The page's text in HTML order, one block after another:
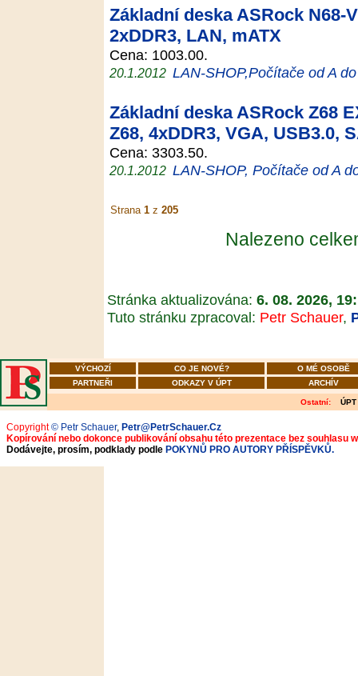
Základní deska ASRock N68-
2xDDR3, LAN, mATX
Cena: 1003.00.
20.1.2012 LAN-SHOP,Počítače od A
Základní deska ASRock Z68
Z68, 4xDDR3, VGA, USB3.0,
Cena: 3303.50.
20.1.2012 LAN-SHOP, Počítače od A
Strana 1 z 205
Nalezeno
Stránka aktualizována: 6. 08. 2026,
Tuto stránku zpracoval: Petr Schauer,
VÝCHOZÍ CO JE NOVÉ?
O MÉ OSOBĚ
PARTNEŘI
ODKAZY V ÚPT ARCHÍV
Ostatní: ÚPT
Copyright© Petr Schauer, Petr@PetrSchauer.Cz
Kopírování nebo dokonce publikování obsahu této prezentace bez souhlasu
Dodávejte, prosím, podklady podle POKYNŮ PRO AUTORY PŘÍSPĚVKŮ.